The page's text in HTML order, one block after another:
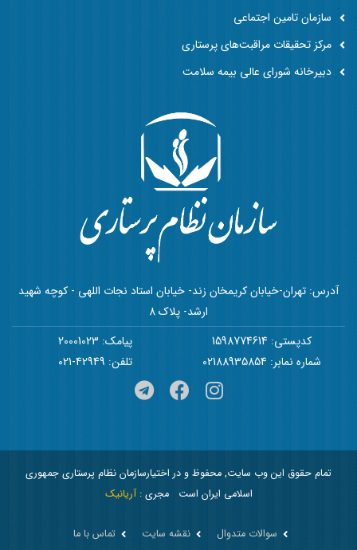
آدرس: تهران-خیابان کریمخان زند- خیابان استاد نجات اللهی - کوچه شهید
ارشد- پلاک 8
کدپستی: 1598774614
پیامک: 20001023
شماره نمابر: 02188935854
تلفن: 42949-021
سازمان تامین اجتماعی
مرکز تحقیقات مراقبت‌های پرستاری
دبیرخانه شورای عالی بیمه سلامت
تمام حقوق این وب سایت, محفوظ و در اختیارسازمان نظام پرستاری جمهوری
اسلامی ایران است
مجری :آریانیک
سوالات متدوال نقشه سایت تماس با ما